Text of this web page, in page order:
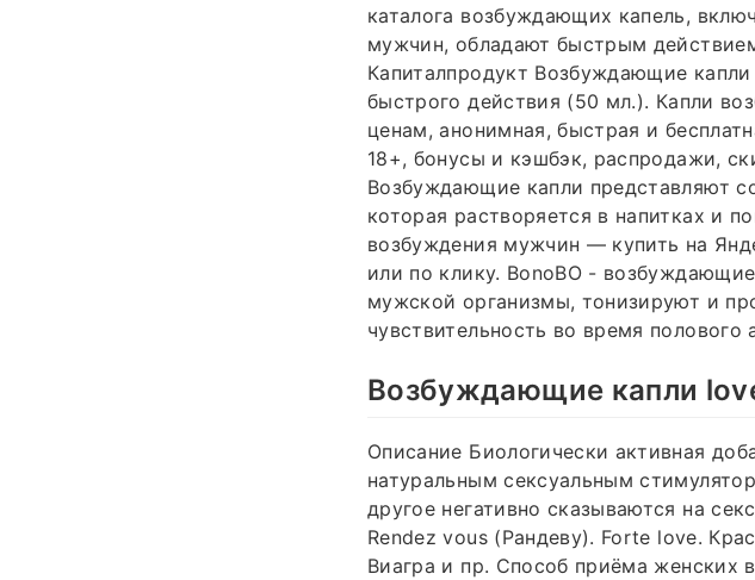
каталога возбуждающих капель,
мужчин, обладают быстрым
Капиталпродукт Возбуждающие
быстрого действия (50 мл.). Капли
ценам, анонимная, быстрая и
18+, бонусы и кэшбэк, распродажи,
Возбуждающие капли представляют
которая растворяется в напитках и
возбуждения мужчин — купить на
или по клику. BonoBO -
мужской организмы, тонизируют и
чувствительность во время полового
Возбуждающие капли
Описание Биологически активная
натуральным сексуальным
другое негативно сказываются на
Rendez vous (Рандеву). Forte love.
Виагра и пр. Способ приёма женских